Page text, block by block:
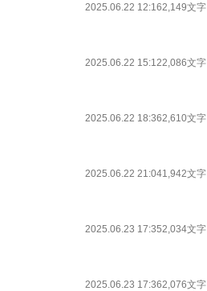
2025.06.22 12:162,149文字
2025.06.22 15:122,086文字
2025.06.22 18:362,610文字
2025.06.22 21:041,942文字
2025.06.23 17:352,034文字
2025.06.23 17:362,076文字